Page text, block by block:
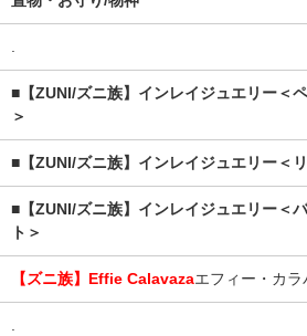
.
■【ZUNI/ズニ族】インレイジュエリー＜
＞
■【ZUNI/ズニ族】インレイジュエリー＜
■【ZUNI/ズニ族】インレイジュエリー＜
ト＞
【ズニ族】Effie Calavazaエフィー・カラ
.